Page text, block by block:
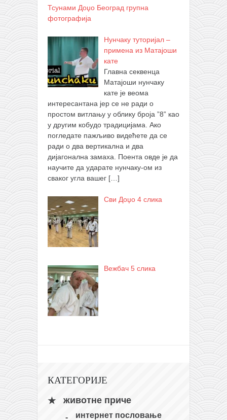
Тсунами Доџо Београд групна
фотографија
Нунчаку туторијал –
примена из Матајоши
кате
Главна секвенца
Матајоши нунчаку
кате је веома
интересантана јер се не ради о
простом витлању у облику броја ”8” као
у другим кобудо традицијама. Ако
погледате пажљиво видећете да се
ради о два вертикална и два
дијагонална замаха. Поента овде је да
научите да ударате нунчаку-ом из
сваког угла вашег […]
Сви Доџо 4 слика
Вежбач 5 слика
КАТЕГОРИЈЕ
животне приче
интернет пословање